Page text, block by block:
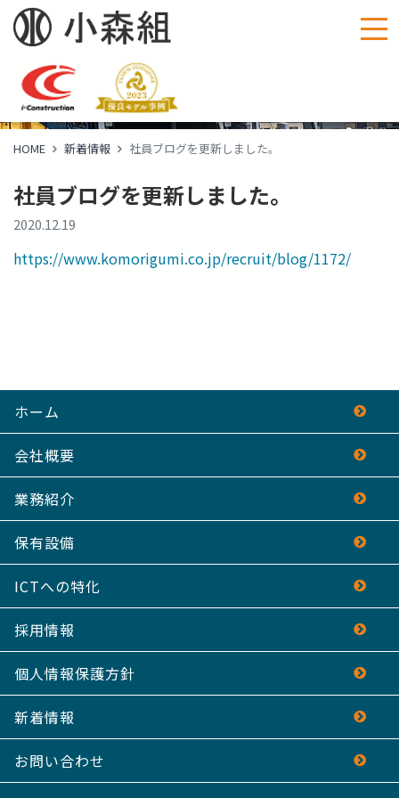
HOME 新着情報 社員ブログを更新しました。
社員ブログを更新しました。
2020.12.19
https://www.komorigumi.co.jp/recruit/blog/1172/
ホーム
会社概要
業務紹介
保有設備
ICTへの特化
採用情報
個人情報保護方針
新着情報
お問い合わせ